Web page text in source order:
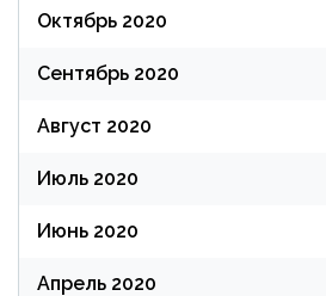
Октябрь 2020
Сентябрь 2020
Август 2020
Июль 2020
Июнь 2020
Апрель 2020